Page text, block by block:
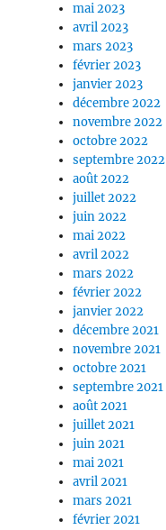
mai 2023
avril 2023
mars 2023
février 2023
janvier 2023
décembre 2022
novembre 2022
octobre 2022
septembre 2022
août 2022
juillet 2022
juin 2022
mai 2022
avril 2022
mars 2022
février 2022
janvier 2022
décembre 2021
novembre 2021
octobre 2021
septembre 2021
août 2021
juillet 2021
juin 2021
mai 2021
avril 2021
mars 2021
février 2021